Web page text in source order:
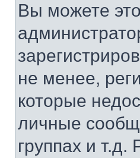
Вы можете
не менее,
которые
личные
группах и т.д.